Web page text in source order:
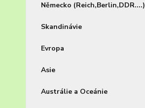
Německo (Reich,Berlin,DDR....)
Skandinávie
Evropa
Asie
Austrálie a Oceánie